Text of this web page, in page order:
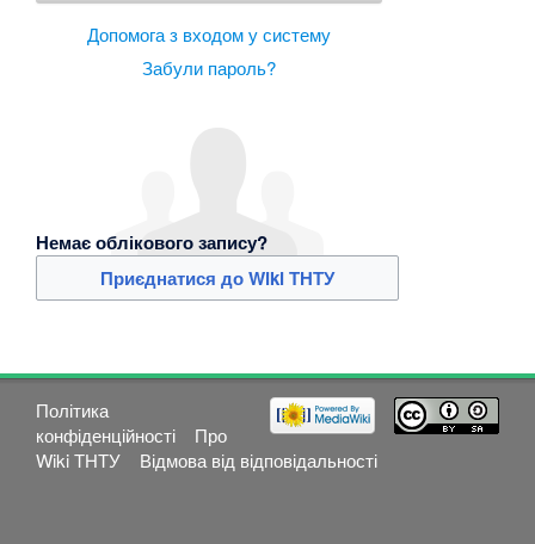
Допомога з входом у систему
Забули пароль?
Немає облікового запису?
Приєднатися до Wiki ТНТУ
Політика
конфіденційності
Про
Wiki ТНТУ
Відмова від відповідальності